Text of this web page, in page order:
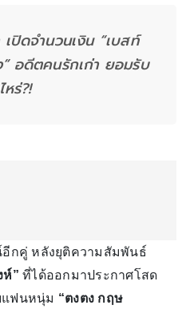
ปิดจำนวนเงิน “เบสท์
อดีตคนรักเก่า ยอมรับ
ร่?!
อีกคู่ หลังยุติความสัมพันธ์
ห์” ที่ได้ออกมาประกาศโสด
ฟนหนุ่ม “ตงตง กฤษ